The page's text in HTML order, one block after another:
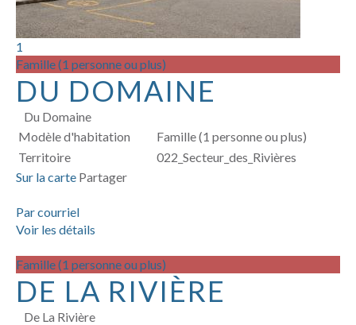
1
Famille (1 personne ou plus)
DU DOMAINE
Du Domaine
Modèle d'habitation
Famille (1 personne ou plus)
Territoire
022_Secteur_des_Rivières
Sur la carte Partager
Par courriel
Voir les détails
Famille (1 personne ou plus)
DE LA RIVIÈRE
De La Rivière